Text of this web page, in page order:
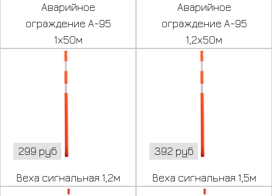
Аварийное
ограждение А-95
1х50м
Аварийное
ограждение А-95
1,2х50м
299 руб
Веха сигнальная 1,2м
392 руб
Веха сигнальная 1,5м